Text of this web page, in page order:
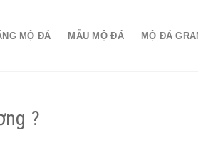
MỘ ĐÁ MẪU MỘ ĐÁ MỘ ĐÁ
?